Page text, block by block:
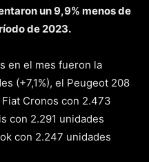
un 9,9% menos de
de 2023.
en el mes fueron la
(+7,1%), el Peugeot 208
Cronos con 2.473
con 2.291 unidades
con 2.247 unidades